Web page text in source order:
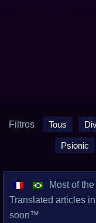
Filtros Tous
Psionic
Most of
Translated articles
soon™